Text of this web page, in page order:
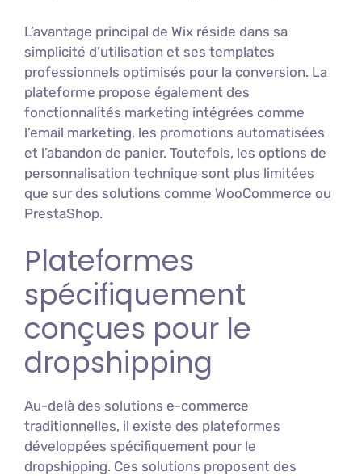
L’avantage principal de Wix réside dans sa
simplicité d’utilisation et ses templates
professionnels optimisés pour la conversion. La
plateforme propose également des
fonctionnalités marketing intégrées comme
l’email marketing, les promotions automatisées
et l’abandon de panier. Toutefois, les options de
personnalisation technique sont plus limitées
que sur des solutions comme WooCommerce ou
PrestaShop.
Plateformes
spécifiquement
conçues pour le
dropshipping
Au-delà des solutions e-commerce
traditionnelles, il existe des plateformes
développées spécifiquement pour le
dropshipping. Ces solutions proposent des